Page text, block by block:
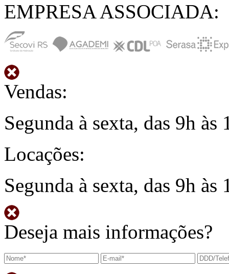
EMPRESA ASSOCIADA:
Vendas:
Segunda à sexta, das 9h
Locações:
Segunda à sexta, das 9h
Deseja mais informações?